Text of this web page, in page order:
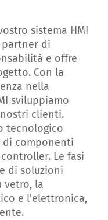
sistema HMI
partner di
e offre
Con la
nella
sviluppiamo
clienti.
tecnologico
componenti
Le fasi
di soluzioni
vetro, la
e l'elettronica,